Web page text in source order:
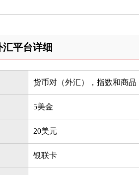
平台详细
货币对（外汇），指数和商品
5美金
20美元
银联卡